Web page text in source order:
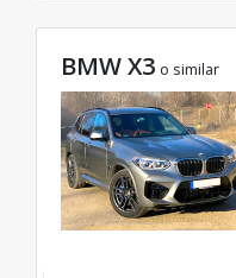
BMW X3 o similar